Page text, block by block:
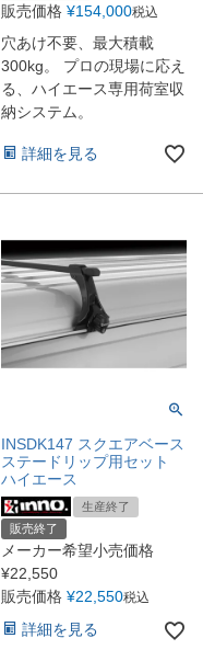
販売価格 ¥154,000税込
穴あけ不要、最大積載
300kg。 プロの現場に応え
る、ハイエース専用荷室収
納システム。
詳細を見る
INSDK147 スクエアベース
ステードリップ用セット
ハイエース
生産終了
販売終了
メーカー希望小売価格
¥22,550
販売価格 ¥22,550税込
詳細を見る